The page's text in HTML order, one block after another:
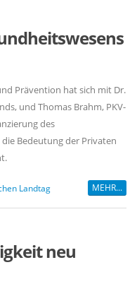
Prävention hat sich mit Dr.
und Thomas Brahm, PKV-
des
Bedeutung der Privaten
Landtag MEHR...
neu